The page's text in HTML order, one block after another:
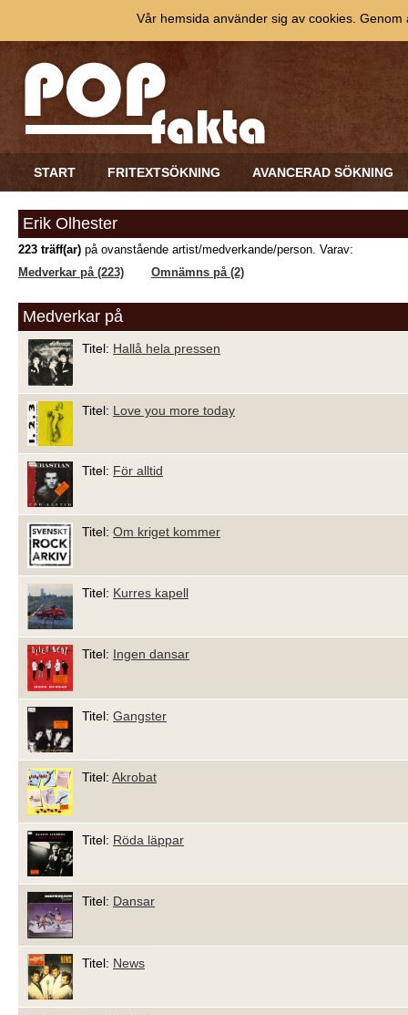
START FRITEXTSÖKNING AVANCERAD SÖKNING
Erik Olhester
223 träff(ar) på ovanstående artist/medverkande/person. Varav:
Medverkar på (223)
Omnämns på (2)
Medverkar på
Titel: Hallå hela pressen
Titel: Love you more today
Titel: För alltid
Titel: Om kriget kommer
Titel: Kurres kapell
Titel: Ingen dansar
Titel: Gangster
Titel: Akrobat
Titel: Röda läppar
Titel: Dansar
Titel: News
Vår hemsida använder sig av cookies.